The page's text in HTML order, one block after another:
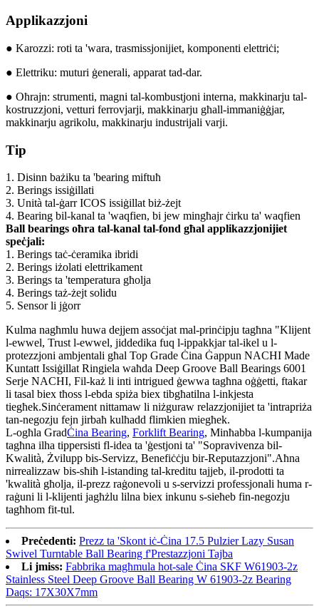
Applikazzjoni
● Karozzi: roti ta 'wara, trasmissjonijiet, komponenti elettriċi;
● Elettriku: muturi ġenerali, apparat tad-dar.
● Oħrajn: strumenti, magni tal-kombustjoni interna, makkinarju tal-
kostruzzjoni, vetturi ferrovjarji, makkinarju għall-immaniġġjar,
makkinarju agrikolu, makkinarju industrijali varji.
Tip
1. Disinn bażiku ta 'bearing miftuħ
2. Berings issiġillati
3. Unità tal-ġarr ICOS issiġillat biż-żejt
4. Bearing bil-kanal ta 'waqfien, bi jew mingħajr ċirku ta' waqfien
Ball bearings oħra tal-kanal tal-fond għal applikazzjonijiet
speċjali:
1. Berings taċ-ċeramika ibridi
2. Berings iżolati elettrikament
3. Berings ta 'temperatura għolja
4. Berings taż-żejt solidu
5. Sensor li jġorr
Kulma nagħmlu huwa dejjem assoċjat mal-prinċipju tagħna "Klijent
l-ewwel, Trust l-ewwel, jiddedika fuq l-ippakkjar tal-ikel u l-
protezzjoni ambjentali għal Top Grade Ċina Ġappun NACHI Made
Kuntatt Issiġillat Ringiela waħda Deep Groove Ball Bearings 6001
Serje NACHI, Fil-każ li inti intrigued ġewwa tagħna oġġetti, ftakar
li tasal biex tħoss l-ebda spiża biex tibgħatilna l-inkjesta
tiegħek.Sinċerament nittamaw li niżguraw relazzjonijiet ta 'intrapriża
tan-negozju fejn jirbaħ kulħadd flimkien miegħek.
L-ogħla GradĊina Bearing, Forklift Bearing, Minħabba l-kumpanija
tagħna ilha tippersisti fl-idea ta 'ġestjoni ta' "Sopravivenza bil-
Kwalità, Żvilupp bis-Servizz, Benefiċċju bir-Reputazzjoni".Aħna
nirrealizzaw bis-sħiħ l-istanding tal-kreditu tajjeb, il-prodotti ta
'kwalità għolja, il-prezz raġonevoli u s-servizzi professjonali huma r-
raġuni li l-klijenti jagħżlu lilna biex inkunu s-sieħeb fin-negozju
tagħhom fit-tul.
Preċedenti: Prezz ta 'Skont iċ-Ċina 17.5 Pulzier Lazy Susan
Swivel Turntable Ball Bearing f'Prestazzjoni Tajba
Li jmiss: Fabbrika magħmula hot-sale Ċina SKF W61903-2z
Stainless Steel Deep Groove Ball Bearing W 61903-2z Bearing
Daqs: 17X30X7mm